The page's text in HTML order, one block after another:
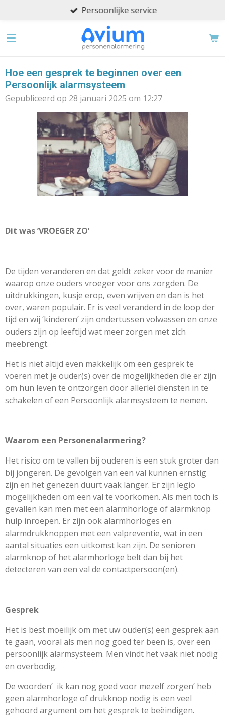
naar
Persoonlijke service
Hoe een gesprek te beginnen over een
Persoonlijk alarmsysteem
Gepubliceerd op 28 januari 2025 om 12:27
Dit was ’VROEGER ZO’
De tijden veranderen en dat geldt zeker voor de manier
waarop onze ouders vroeger voor ons zorgden. De
uitdrukkingen, kusje erop, even wrijven en dan is het
over, waren populair. Er is veel veranderd in de loop der
tijd en wij ‘kinderen’ zijn ondertussen volwassen en onze
ouders zijn op leeftijd wat meer zorgen met zich
meebrengt.
Het is niet altijd even makkelijk om een gesprek te
voeren met je ouder(s) over de mogelijkheden die er zijn
om hun leven te ontzorgen door allerlei diensten in te
schakelen of een Persoonlijk alarmsysteem te nemen.
Waarom een Personenalarmering?
Het risico om te vallen bij ouderen is een stuk groter dan
bij jongeren. De gevolgen van een val kunnen ernstig
zijn en het genezen duurt vaak langer. Er zijn legio
mogelijkheden om een val te voorkomen. Als men toch is
gevallen kan men met een alarmhorloge of alarmknop
hulp inroepen. Er zijn ook alarmhorloges en
alarmdrukknoppen met een valpreventie, wat in een
aantal situaties een uitkomst kan zijn. De senioren
alarmknop of het alarmhorloge belt dan bij het
detecteren van een val de contactpersoon(en).
Gesprek
Het is best moeilijk om met uw ouder(s) een gesprek aan
te gaan, vooral als men nog goed ter been is, over een
persoonlijk alarmsysteem. Men vindt het vaak niet nodig
en overbodig.
De woorden’ ik kan nog goed voor mezelf zorgen’ heb
geen alarmhorloge of drukknop nodig is een veel
gehoord argument om het gesprek te beëindigen.